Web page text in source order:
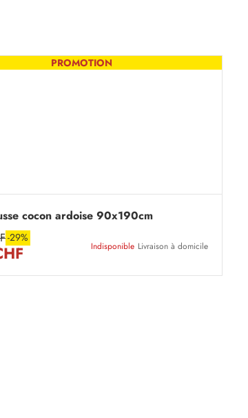
PROMOTION
cocon ardoise 90x190cm
-29%
Indisponible Livraison à domicile